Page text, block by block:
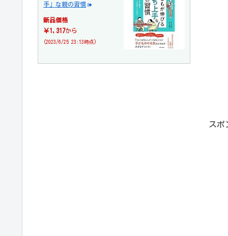
手」な親の習慣
新品価格
￥1,317から
(2023/6/25 23:13時点)
スポ